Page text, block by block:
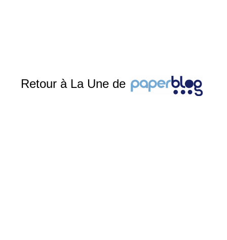
Retour à La Une de